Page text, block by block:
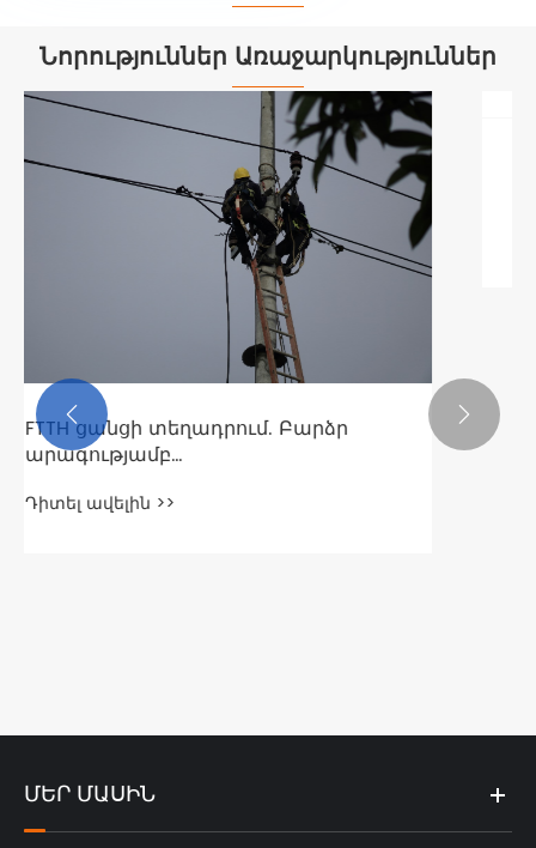
Նորություններ Առաջարկություններ
Օպտիկամանրաթելային անօդաչու
թռչող սարքեր. լարային
հեղափոխություն Anti-Jam թռիչքում
Դիտել ավելին >>
 
ՄԵՐ ՄԱՍԻՆ